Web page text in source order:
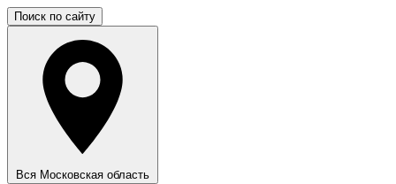
Поиск по сайту
Вся Московская область